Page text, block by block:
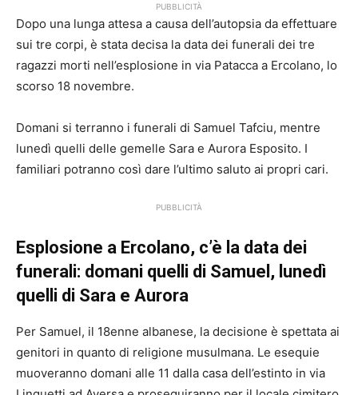
PUBBLICITÀ
Dopo una lunga attesa a causa dell’autopsia da effettuare
sui tre corpi, è stata decisa la data dei funerali dei tre
ragazzi morti nell’esplosione in via Patacca a Ercolano, lo
scorso 18 novembre.
Domani si terranno i funerali di Samuel Tafciu, mentre
lunedì quelli delle gemelle Sara e Aurora Esposito. I
familiari potranno così dare l’ultimo saluto ai propri cari.
PUBBLICITÀ
Esplosione a Ercolano, c’è la data dei
funerali: domani quelli di Samuel, lunedì
quelli di Sara e Aurora
Per Samuel, il 18enne albanese, la decisione è spettata ai
genitori in quanto di religione musulmana. Le esequie
muoveranno domani alle 11 dalla casa dell’estinto in via